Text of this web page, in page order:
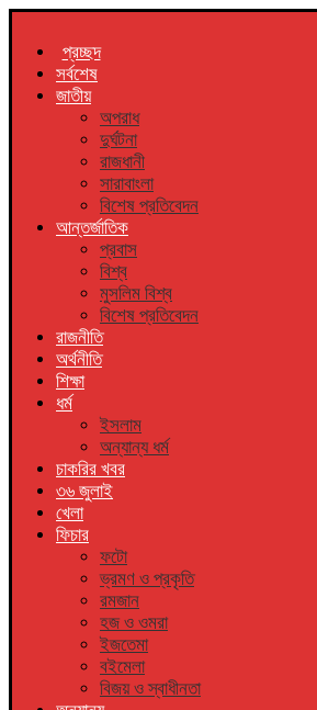
প্রচ্ছদ
সর্বশেষ
জাতীয়
অপরাধ
দুর্ঘটনা
রাজধানী
সারাবাংলা
বিশেষ প্রতিবেদন
আন্তর্জাতিক
প্রবাস
বিশ্ব
মুসলিম বিশ্ব
বিশেষ প্রতিবেদন
রাজনীতি
অর্থনীতি
শিক্ষা
ধর্ম
ইসলাম
অন্যান্য ধর্ম
চাকরির খবর
৩৬ জুলাই
খেলা
ফিচার
ফটো
ভ্রমণ ও প্রকৃতি
রমজান
হজ ও ওমরা
ইজতেমা
বইমেলা
বিজয় ও স্বাধীনতা